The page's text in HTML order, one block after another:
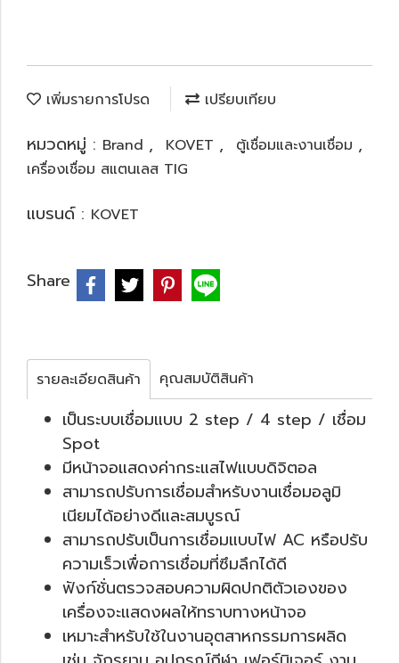
เพิ่มรายการโปรด เปรียบเทียบ
หมวดหมู่ : Brand , KOVET , ตู้เชื่อมและงานเชื่อม ,
เครื่องเชื่อม สแตนเลส TIG
แบรนด์ : KOVET
Share
รายละเอียดสินค้า คุณสมบัติสินค้า
เป็นระบบเชื่อมแบบ 2 step / 4 step / เชื่อม
Spot
มีหน้าจอแสดงค่ากระแสไฟแบบดิจิตอล
สามารถปรับการเชื่อมสำหรับงานเชื่อมอลูมิ
เนียมได้อย่างดีและสมบูรณ์
สามารถปรับเป็นการเชื่อมแบบไฟ AC หรือปรับ
ความเร็วเพื่อการเชื่อมที่ซึมลึกได้ดี
ฟังก์ชั่นตรวจสอบความผิดปกติตัวเองของ
เครื่องจะแสดงผลให้ทราบทางหน้าจอ
เหมาะสำหรับใช้ในงานอุตสาหกรรมการผลิด